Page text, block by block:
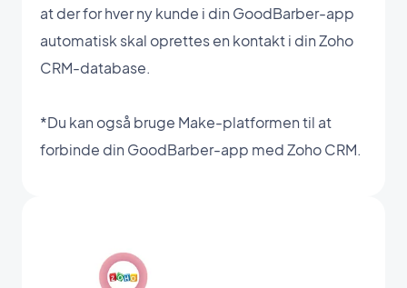
at der for hver ny kunde i din GoodBarber-app
automatisk skal oprettes en kontakt i din Zoho
CRM-database.
*Du kan også bruge Make-platformen til at
forbinde din GoodBarber-app med Zoho CRM.